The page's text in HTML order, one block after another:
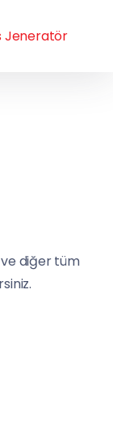
ve diğer tüm